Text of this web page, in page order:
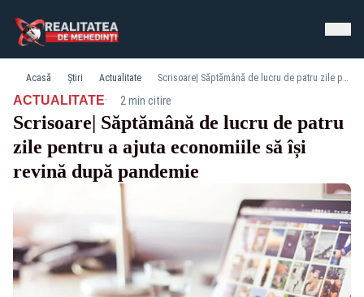
Acasă Știri Actualitate Scrisoare| Săptămână de lucru de patru zile pentru a ajuta economiile să își revină după pandemie
ACTUALITATE· 2 min citire
Scrisoare| Săptămână de lucru de patru
zile pentru a ajuta economiile să își
revină după pandemie